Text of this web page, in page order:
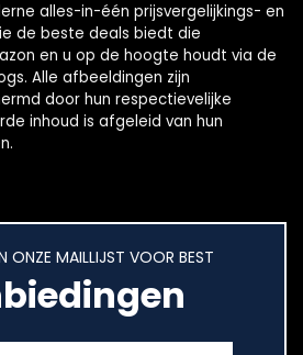
alles-in-één prijsvergelijkings- en
de beste deals biedt die
en u op de hoogte houdt via de
Alle afbeeldingen zijn
door hun respectievelijke
inhoud is afgeleid van hun
ONZE MAILLIJST VOOR BEST